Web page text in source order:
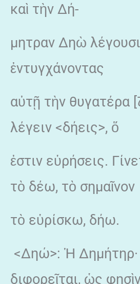
καὶ τὴν Δή-
μητραν Δηὼ
ἐντυγχάνοντας
αὐτῇ τὴν θυγατέρα
λέγειν <δήεις>, ὅ
ἐστιν εὑρήσεις.
τὸ δέω, τὸ σημαῖνον
τὸ εὑρίσκω, δήω.
<Δηώ>: Ἡ Δημήτηρ·
διφορεῖται, ὡς